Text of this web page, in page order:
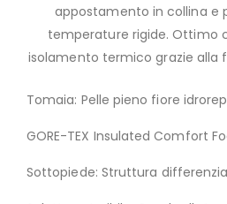
appostamento in collina e
temperature rigide. Ottimo
isolamento termico grazie alla
Tomaia: Pelle pieno fiore
GORE-TEX Insulated Comfort
Sottopiede: Struttura